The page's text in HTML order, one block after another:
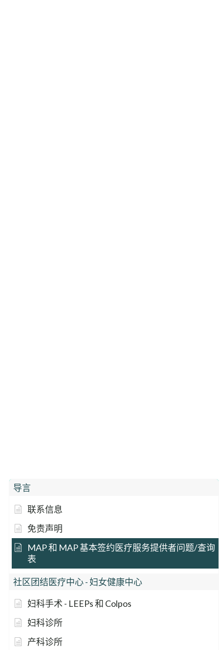
导言
联系信息
免责声明
MAP 和 MAP 基本签约医疗服务提供者问题/查询
表
社区团结医疗中心 - 妇女健康中心
妇科手术 - LEEPs 和 Colpos
妇科诊所
产科诊所